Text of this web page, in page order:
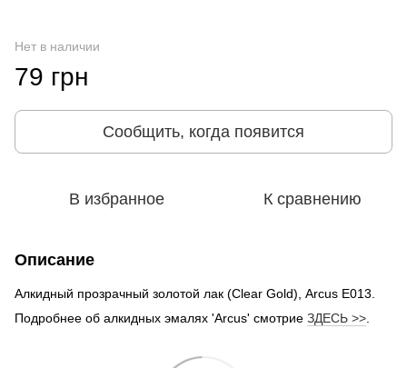
Нет в наличии
79 грн
Сообщить, когда появится
В избранное К сравнению
Описание
Алкидный прозрачный золотой лак (Clear Gold), Arcus E013.
Подробнее об алкидных эмалях 'Arcus' смотрие ЗДЕСЬ >>